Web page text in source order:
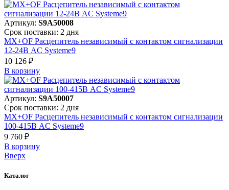
Артикул: S9A50008
Срок поставки: 2 дня
MX+OF Расцепитель независимый с контактом сигнализации
12-24В AC Systeme9
10 126 ₽
В корзинy
Артикул: S9A50007
Срок поставки: 2 дня
MX+OF Расцепитель независимый с контактом сигнализации
100-415В AC Systeme9
9 760 ₽
В корзинy
Вверх
Каталог